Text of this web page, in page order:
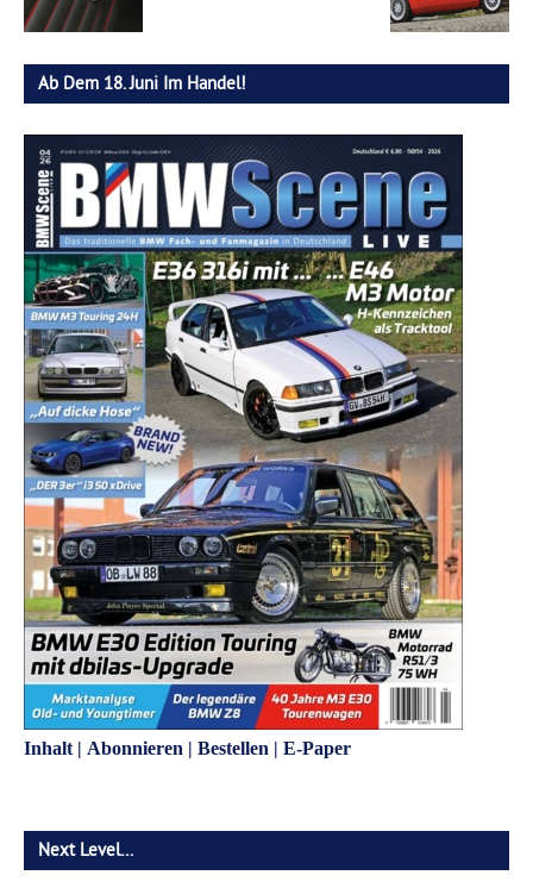
Ab Dem 18. Juni Im Handel!
Inhalt | Abonnieren | Bestellen | E-Paper
Next Level…